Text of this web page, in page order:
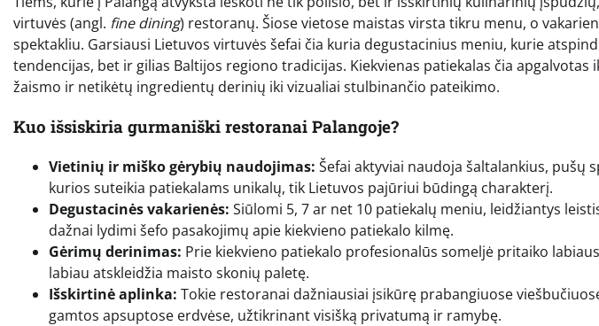
virtuvės (angl. fine dining) restoranų. Šiose vietose maistas virsta tikru menu, o
spektakliu. Garsiausi Lietuvos virtuvės šefai čia kuria degustacinius meniu, kurie
tendencijas, bet ir gilias Baltijos regiono tradicijas. Kiekvienas patiekalas čia
žaismo ir netikėtų ingredientų derinių iki vizualiai stulbinančio pateikimo.
Kuo išsiskiria gurmaniški restoranai Palangoje?
Vietinių ir miško gėrybių naudojimas: Šefai aktyviai naudoja šaltalankius, pušų
kurios suteikia patiekalams unikalų, tik Lietuvos pajūriui būdingą charakterį.
Degustacinės vakarienės: Siūlomi 5, 7 ar net 10 patiekalų meniu, leidžiantys
dažnai lydimi šefo pasakojimų apie kiekvieno patiekalo kilmę.
Gėrimų derinimas: Prie kiekvieno patiekalo profesionalūs someljė pritaiko
labiau atskleidžia maisto skonių paletę.
Išskirtinė aplinka: Tokie restoranai dažniausiai įsikūrę prabangiuose
gamtos apsuptose erdvėse, užtikrinant visišką privatumą ir ramybę.